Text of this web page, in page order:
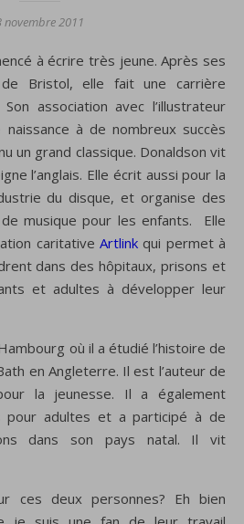
novembre 2011
Bristol, elle fait une carrière
association avec l’illustrateur
à de nombreux succès
un grand classique. Donaldson vit
l’anglais. Elle écrit aussi pour la
du disque, et organise des
musique pour les enfants. Elle
caritative Artlinkqui permet à
dans des hôpitaux, prisons et
et adultes à développer leur
où il a étudié l’histoire de
en Angleterre. Il est l’auteur de
la jeunesse. Il a également
pour adultes et a participé à de
dans son pays natal. Il vit
ces deux personnes? Eh bien